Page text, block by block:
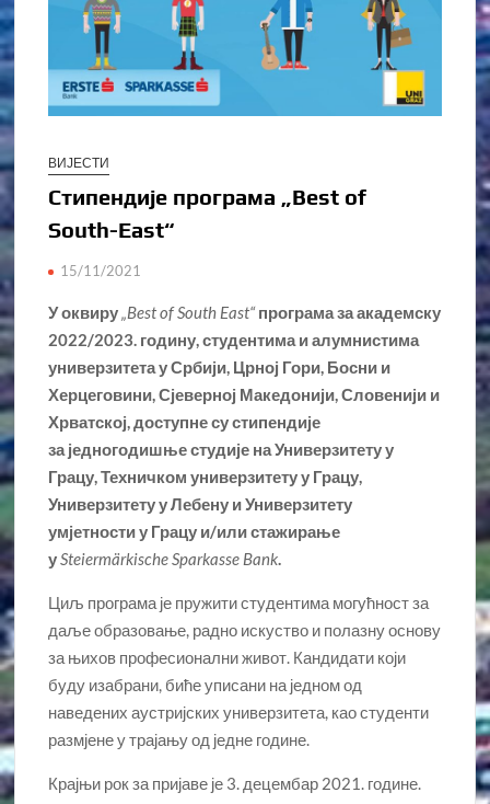
ВИЈЕСТИ
Стипендије програма „Best of
South-East“
15/11/2021
У оквиру„BestofSouth East“програма за академску
2022/2023. годину,студентима и алумнистима
универзитета у Србији, Црној Гори, Босни и
Херцеговини, Сјеверној Македонији, Словенији и
Хрватској, доступне су стипендије
за једногодишње студије на Универзитету у
Грацу, Техничком универзитету у Грацу,
Универзитету у Лебену и Универзитету
умјетности у Грацу и/илистажирање
уSteiermärkischeSparkasse Bank.
Циљ програма је пружити студентима могућност за
даље образовање, радно искуство и полазну основу
за њихов професионални живот. Кандидати који
буду изабрани, биће уписани на једном од
наведених аустријских универзитета, као студенти
размјене у трајању од једне године.
Крајњи рок за пријаве је 3. децембар 2021. године.